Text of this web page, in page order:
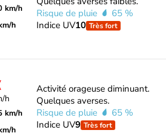
km/h
h
Risque de pluie
65 %
Indice UV10 Très fort
h
km/h
h
Activité orageuse diminuant.
Quelques averses.
Risque de pluie
65 %
Indice UV9 Très fort